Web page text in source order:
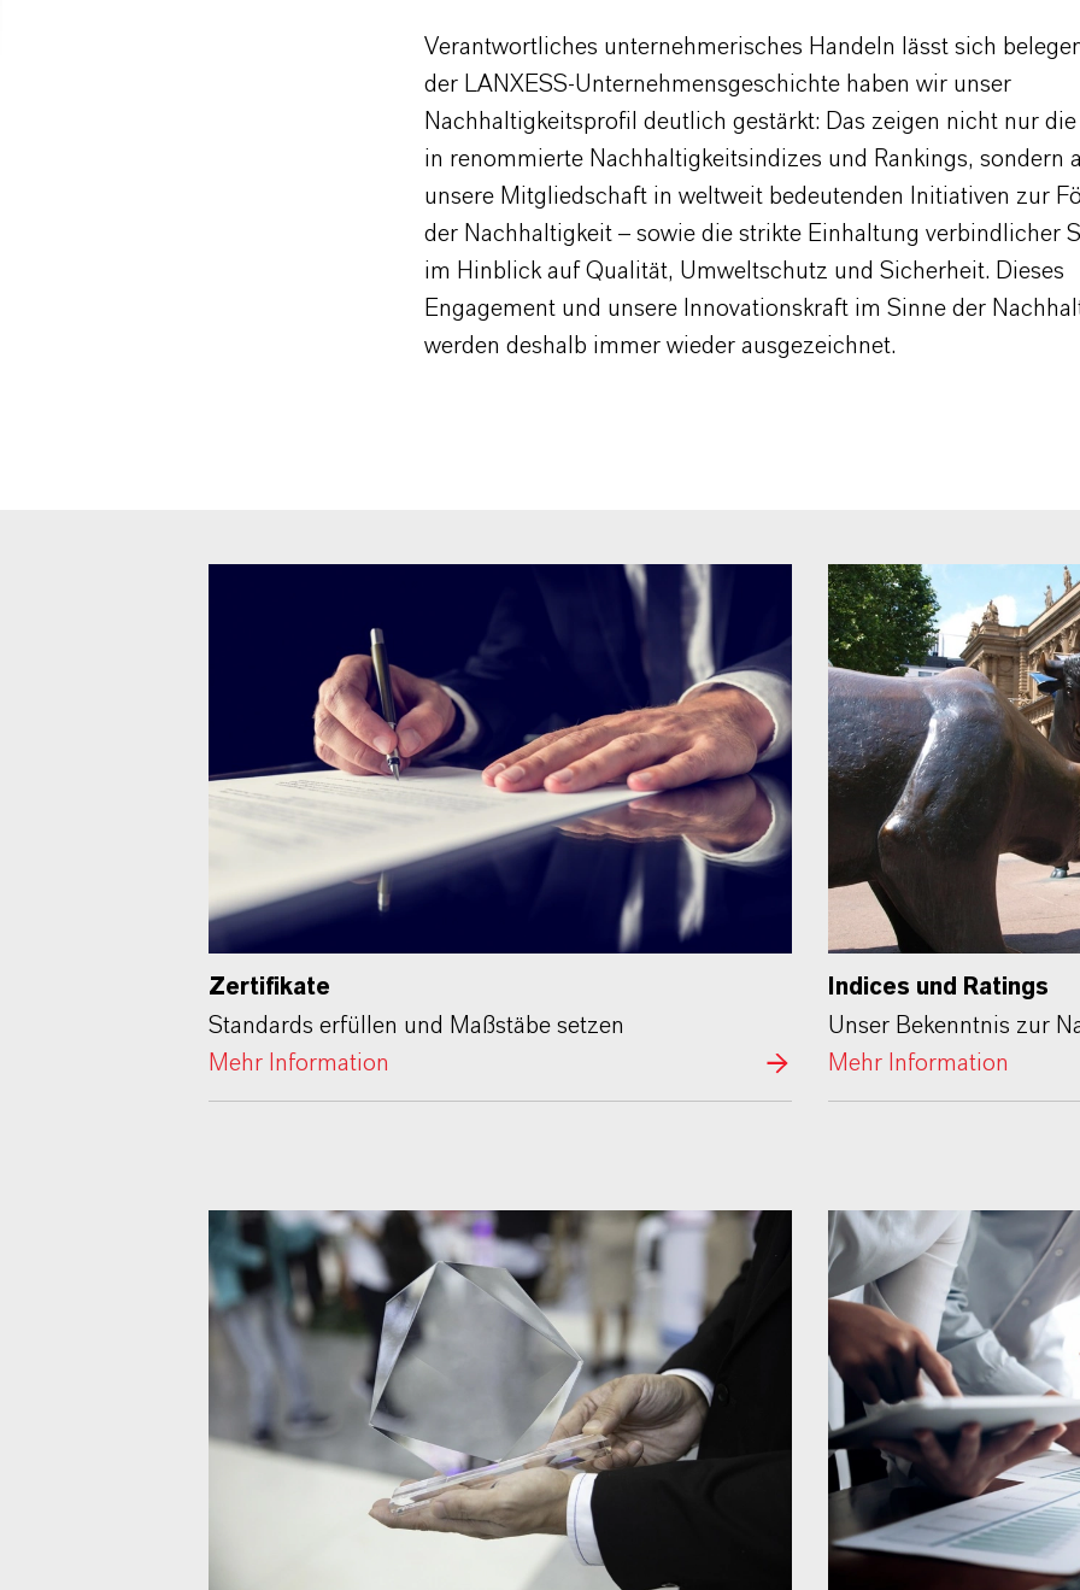
Verantwortliches unternehmerisches Handeln lässt sich
der LANXESS-Unternehmensgeschichte haben wir unser
Nachhaltigkeitsprofil deutlich gestärkt: Das zeigen nicht nur
in renommierte Nachhaltigkeitsindizes und Rankings, sondern
unsere Mitgliedschaft in weltweit bedeutenden Initiativen zur
der Nachhaltigkeit – sowie die strikte Einhaltung verbindlicher
im Hinblick auf Qualität, Umweltschutz und Sicherheit. Dieses
Engagement und unsere Innovationskraft im Sinne der
werden deshalb immer wieder ausgezeichnet.
Zertifikate
Standards erfüllen und Maßstäbe setzen
Mehr Information
Indices und Ratings
Unser Bekenntnis zur
Mehr Information